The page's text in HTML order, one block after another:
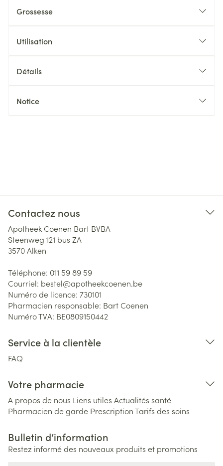
Grossesse
Utilisation
Détails
Notice
Contactez nous
Apotheek Coenen Bart BVBA
Steenweg 121 bus ZA
3570Alken
Téléphone: 011 59 89 59
Courriel: bestel@apotheekcoenen.be
Numéro de licence: 730101
Pharmacien responsable: Bart Coenen
Numéro TVA: BE0809150442
Service à la clientèle
FAQ
Votre pharmacie
A propos de nous Liens utiles Actualités santé
Pharmacien de garde PrescriptionTarifs des soins
Bulletin d’information
Restez informé des nouveaux produits et promotions